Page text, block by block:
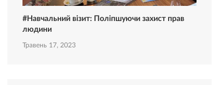
#Навчальний візит: Поліпшуючи захист прав
людини
Травень 17, 2023